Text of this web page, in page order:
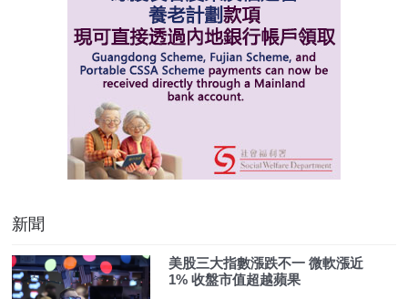
新聞
美股三大指數漲跌不一 微軟漲近
1% 收盤市值超越蘋果